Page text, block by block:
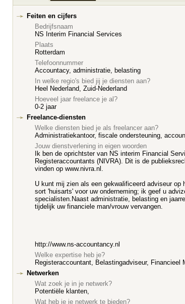
Feiten en cijfers
Bedrijfsnaam
NS Interim Financial Services
Plaats
Rotterdam
Telefoonnummer
Accountacy, administratie, belasting
In welke regio's bied jij je diensten aan?
Heel Nederland, Zuid-Nederland
Hoeveel jaar freelance je al?
0-2 jaar
Freelance-diensten
Welke diensten bied je als freelancer aan?
Administratiekantoor, fiscale ondersteuning,
Jouw dienstverlening in eigen woorden
Ik ben de oprichtster van NS interim Financial
Registeraccountants (NIVRA). Dit is de
vinden op www.nivra.nl.
U kunt mij zien als een gekwalificeerd adviseur
sort 'huisarts' voor uw onderneming; ik geef u
specialisten.Naast administratie, belasting en
tijdelijk uw financiele man/vrouw vervangen.
http://www.ns-accountancy.nl
Welke expertise heb je?
Registeraccountant, Belastingadviseur, Financieel
Netwerken
Wat zoek je in je netwerk?
Potentiële klanten,
Wat heb je je netwerk te bieden?